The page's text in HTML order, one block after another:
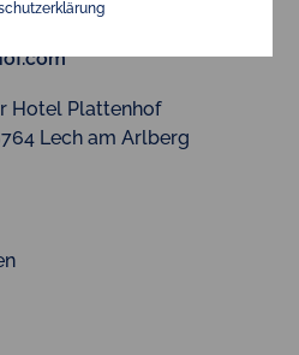
Plattenhof
Lech am Arlberg